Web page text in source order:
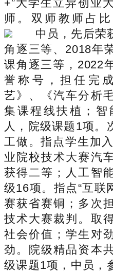
+”大学生立异创业
师。双师教师占
中员，先后荣
角逐三等、2018年
课角逐三等，2022
誉称号，担任完
艺》、《汽车分析
集课程线扶植；智
人，院级课题1项。
工做。指点学生加
业院校技术大赛汽
获得二等；人工智
级16项。指点“互联
赛获省赛铜；多次
技术大赛裁判。取
社会价值；学生对
劲。院级精品资本
级课题1项，中员，